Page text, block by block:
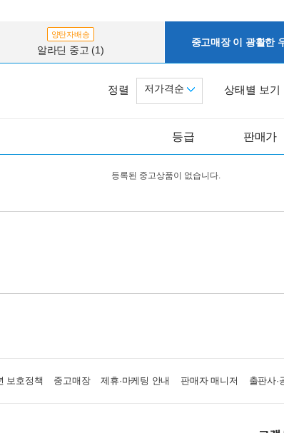
양탄자배송
알라딘 중고 (1)
중고매장 이 광활한
상태별 보기
정렬 저가격순
등급 판매가
등록된 중고상품이 없습니다.
보호정책 중고매장 제휴·마케팅 안내 판매자 매니저 출판사·